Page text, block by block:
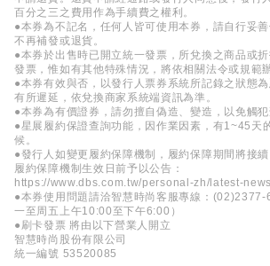
百分之三之費用作為手續費之權利。
●本券為不記名，任何人皆可使用本券，請自行妥善
不再補發或退貨。
●本券於出售時已開立統一發票，所兌換之商品或
發票，惟如有其他特殊情況，將依相關法令或規範
●本券有效與否，以發行人票券系統所記錄之狀態
有所遲延，依兌換商家系統端資訊為準。
●本券為有價證券，請勿擅自偽造、變造，以免觸犯
●星展履約保證查詢功能，因作業因素，有1~45天
候。
●發行人如變更履約保障機制，履約保障期間將接
履約保障機制生效日前予以公告：
https://www.dbs.com.tw/personal-zh/latest-
●本券使用問題請洽智慧時尚客服專線：(02)2377-
一至周五上午10:00至下午6:00）
●刷卡發票 將由以下營業人開立
智慧時尚股份有限公司
統一編號 53520085